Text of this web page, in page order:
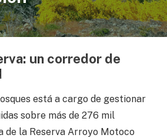
un corredor de
está a cargo de gestionar
sobre más de 276 mil
de la Reserva Arroyo Motoco